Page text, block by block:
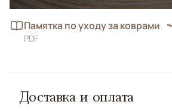
Памятка по уходу за коврами
PDF
Доставка и оплата